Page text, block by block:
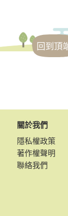
回到頂
關於我們
隱私權政策
著作權聲明
聯絡我們